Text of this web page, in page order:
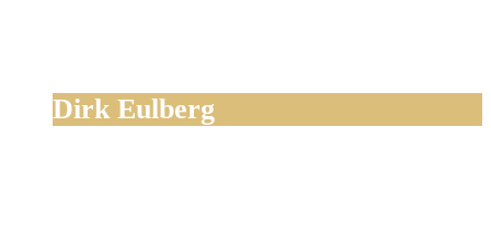
Dirk Eulberg